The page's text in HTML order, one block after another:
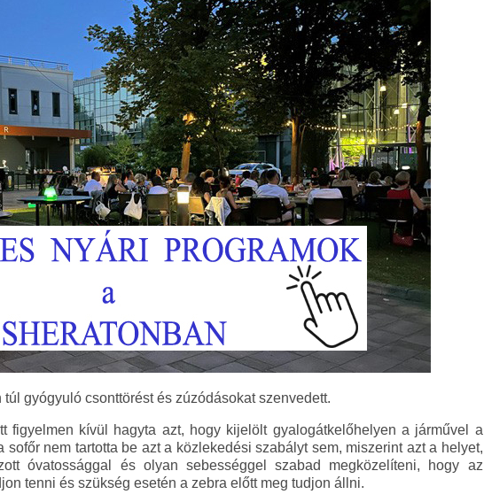
gyógyuló csonttörést és zúzódásokat szenvedett.
figyelmen kívül hagyta azt, hogy kijelölt gyalogátkelőhelyen a járművel a
nem tartotta be azt a közlekedési szabályt sem, miszerint azt a helyet,
óvatossággal és olyan sebességgel szabad megközelíteni, hogy az
tenni és szükség esetén a zebra előtt meg tudjon állni.